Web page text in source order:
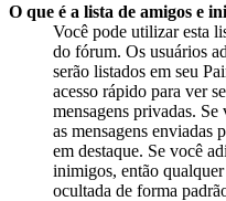
O que é a lista de amigos e
Você pode utilizar esta
do fórum. Os usuários
serão listados em seu
acesso rápido para ver
mensagens privadas.
as mensagens enviadas
em destaque. Se você
inimigos, então
ocultada de forma